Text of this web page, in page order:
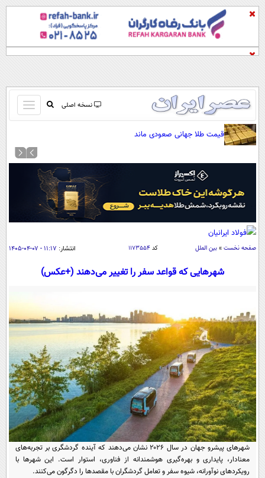
نسخه اصلی
باز
و
کردن
صفحه اول
آرشیو
نظرسنجی
آب و هوا
اوقات شرعی
سواد زندگی
سیاسی
اقتصادی
خودرو
جامعه
اجتماعی
حوادث
سلامت
یک برش دانایی
محیط زیست
سفر و تفریح
ورزشی
بین الملل
سیاست خارجی
فرهنگ و هنر
علم و دانش
فناوری و It
علمی
اخبار کریپتو
قرآن
گوناگون
سرگرمی
باشگاه مغز
فیلم
اقتصاد
عصر ایران 2
قیمت طلا جهانی صعودی ماند
صفحه نخست » بین الملل کد۱۱۷۳۵۵۴ انتشار: ۱۱:۱۷ - ۰۷-۰۴-۱۴۰۵
شهرهایی که قواعد سفر را تغییر می‌دهند (+عکس)
شهرهای پیشرو جهان در سال ۲۰۲۶ نشان می‌دهند که آینده گردشگری بر تجربه‌های
معنادار، پایداری و بهره‌گیری هوشمندانه از فناوری، استوار است. این شهرها با
رویکردهای نوآورانه، شیوه سفر و تعامل گردشگران با مقصدها را دگرگون می‌کنند.